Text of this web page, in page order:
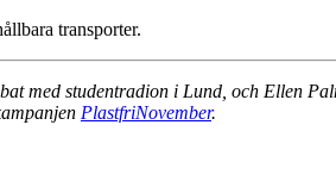
transporter.
med studentradion i Lund, och Ellen
PlastfriNovember.